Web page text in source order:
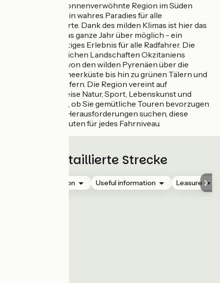
Okzitanien, die sonnenverwöhnte Region im Süden
Frankreichs ist ein wahres Paradies für alle
Fahrradbegeisterte. Dank des milden Klimas ist hier das
Radfahren fast das ganze Jahr über möglich - ein
wirklich einzigartiges Erlebnis für alle Radfahrer. Die
abwechslungsreichen Landschaften Okzitaniens
erstrecken sich von den wilden Pyrenäen über die
trockene Mittelmeerküste bis hin zu grünen Tälern und
malerischen Dörfern. Die Region vereint auf
harmonische Weise Natur, Sport, Lebenskunst und
Geselligkeit. Egal, ob Sie gemütliche Touren bevorzugen
oder sportliche Herausforderungen suchen, diese
Region bietet Routen für jedes Fahrniveau.
Detaillierte Strecke
Accommodation Useful information Leasure